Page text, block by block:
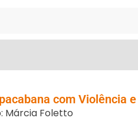
com Violência